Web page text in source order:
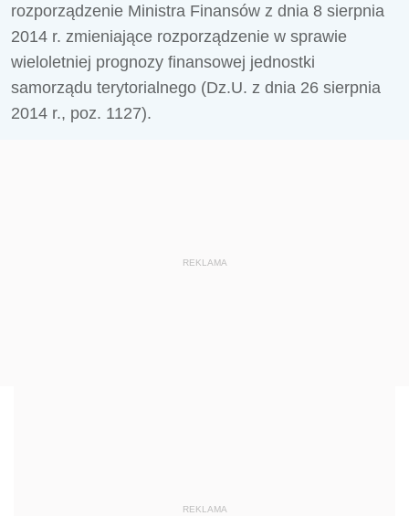
rozporządzenie Ministra Finansów z dnia 8 sierpnia
2014 r. zmieniające rozporządzenie w sprawie
wieloletniej prognozy finansowej jednostki
samorządu terytorialnego (Dz.U. z dnia 26 sierpnia
2014 r., poz. 1127).
REKLAMA
REKLAMA